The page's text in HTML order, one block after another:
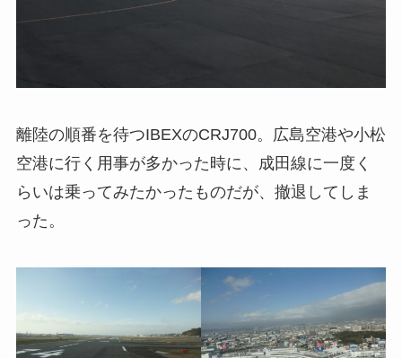
離陸の順番を待つIBEXのCRJ700。広島空港や小松
空港に行く用事が多かった時に、成田線に一度く
らいは乗ってみたかったものだが、撤退してしま
った。